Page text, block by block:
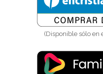
(Disponible sólo en